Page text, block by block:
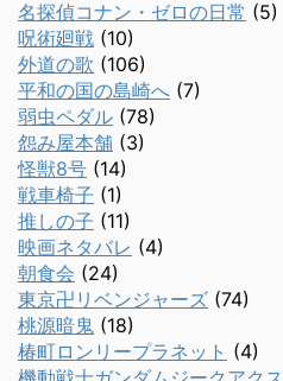
名探偵コナン・ゼロの日常 (5)
呪術廻戦 (10)
外道の歌 (106)
平和の国の島崎へ (7)
弱虫ペダル (78)
怨み屋本舗 (3)
怪獣8号 (14)
戦車椅子 (1)
推しの子 (11)
映画ネタバレ (4)
朝食会 (24)
東京卍リベンジャーズ (74)
桃源暗鬼 (18)
椿町ロンリープラネット (4)